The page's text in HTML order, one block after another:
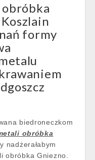
formy
biedroneczkom
obróbka
nadżerałabym
obróbka Gniezno.